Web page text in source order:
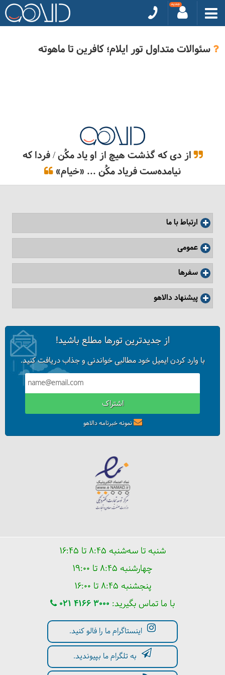
سئوالات متداول تور ایلام؛ کافرین تا ماهوته
از دی که گذشت هیچ از او یاد مکُن / فردا که
نیامده‌ست فریاد مکُن ... «خیام»
ارتباط با ما
عمومی
سفرها
پیشنهاد دالاهو
از جدیدترین تورها مطلع باشید!
با وارد کردن ایمیل خود مطالبی خواندنی و جذاب دریافت کنید.
اشتراک
نمونه خبرنامه دالاهو
شنبه تا سه‌شنبه ۸:۴۵ تا ۱۶:۴۵
چهارشنبه ۸:۴۵ تا ۱۹:۰۰
پنجشنبه ۸:۴۵ تا ۱۶:۰۰
با ما تماس بگیرید: 021 4166 3000
اینستاگرام ما را فالو کنید.
به تلگرام ما بپیوندید.